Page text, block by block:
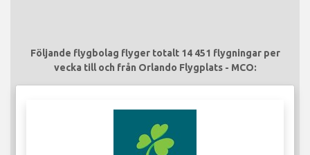
Följande flygbolag flyger totalt 14 451 flygningar per
vecka till och från Orlando Flygplats - MCO: